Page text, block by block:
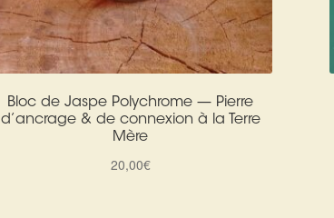
Bloc de Jaspe Polychrome — Pierre
d’ancrage & de connexion à la Terre
Mère
20,00€